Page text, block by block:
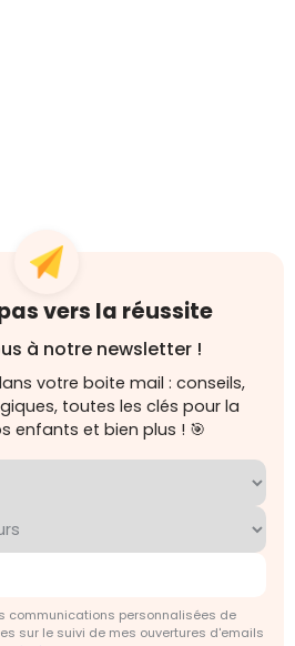
vers la réussite
à notre newsletter !
votre boite mail : conseils,
toutes les clés pour la
enfants et bien plus ! 🎯
communications personnalisées de
sur le suivi de mes ouvertures d'emails